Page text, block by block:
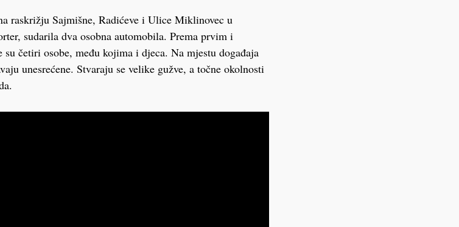
raskrižju Sajmišne, Radićeve i Ulice Miklinovec u
sudarila dva osobna automobila. Prema prvim i
četiri osobe, među kojima i djeca. Na mjestu događaja
unesrećene. Stvaraju se velike gužve, a točne okolnosti